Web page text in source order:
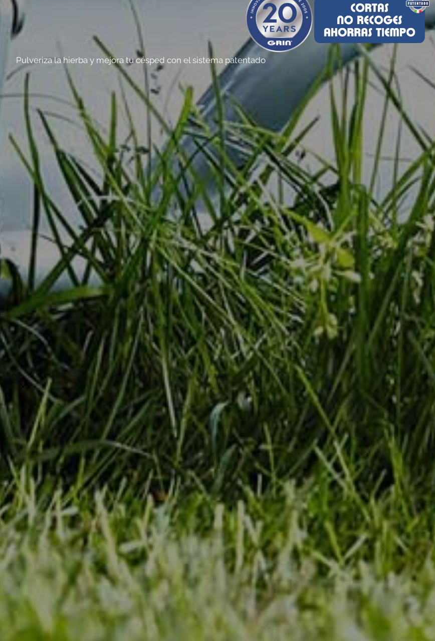
Pulveriza la hierba y mejora tu césped con el sistema patentado